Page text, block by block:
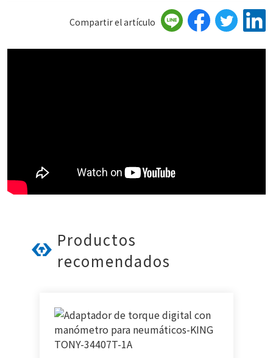
Compartir el artículo
Productos
recomendados